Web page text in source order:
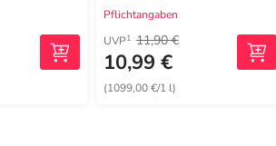
Pflichtangaben
UVP1 11,90 €
10,99 €
(1099,00 €/1 l)